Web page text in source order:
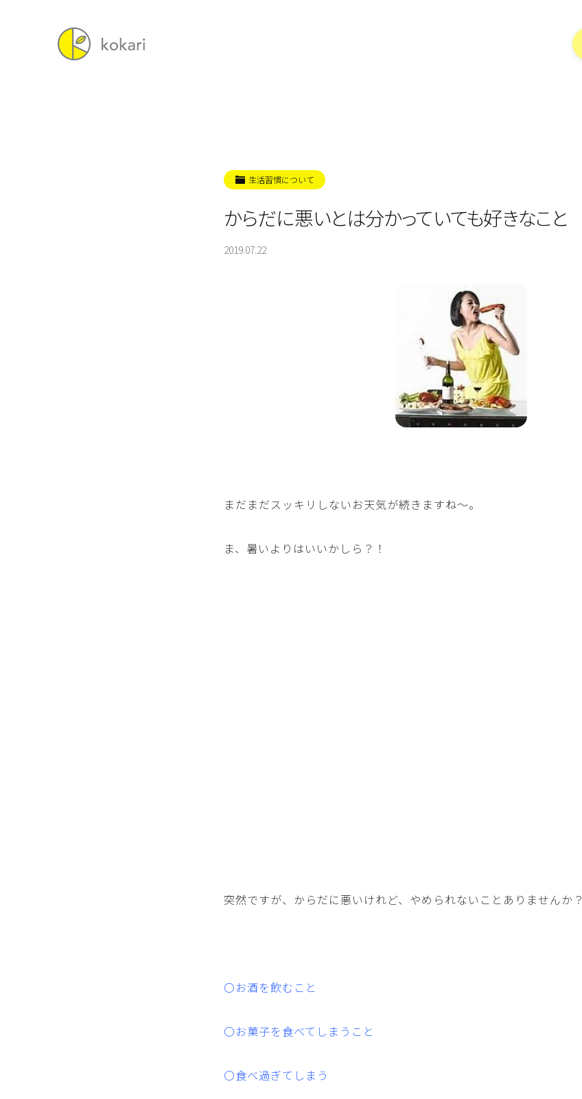
生活習慣について
からだに悪いとは分かっていても好きなこと
2019.07.22
まだまだスッキリしないお天気が続きますね～。
ま、暑いよりはいいかしら？！
突然ですが、からだに悪いけれど、やめられないことありませんか？
〇お酒を飲むこと
〇お菓子を食べてしまうこと
〇食べ過ぎてしまう